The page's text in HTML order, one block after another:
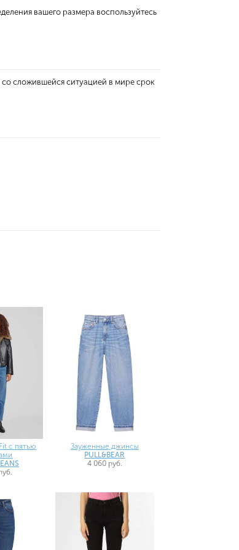
вашего размера воспользуйтесь
со сложившейся ситуацией в мире срок
с пятью
Зауженные джинсы
PULL&BEAR
4 060 руб.